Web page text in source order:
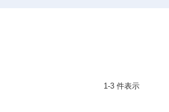
1-3 件表示